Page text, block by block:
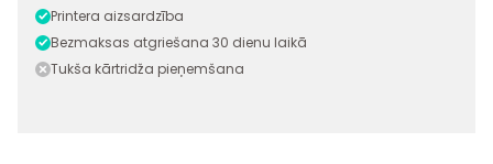
Printera aizsardzība
Bezmaksas atgriešana 30 dienu laikā
Tukša kārtridža pieņemšana